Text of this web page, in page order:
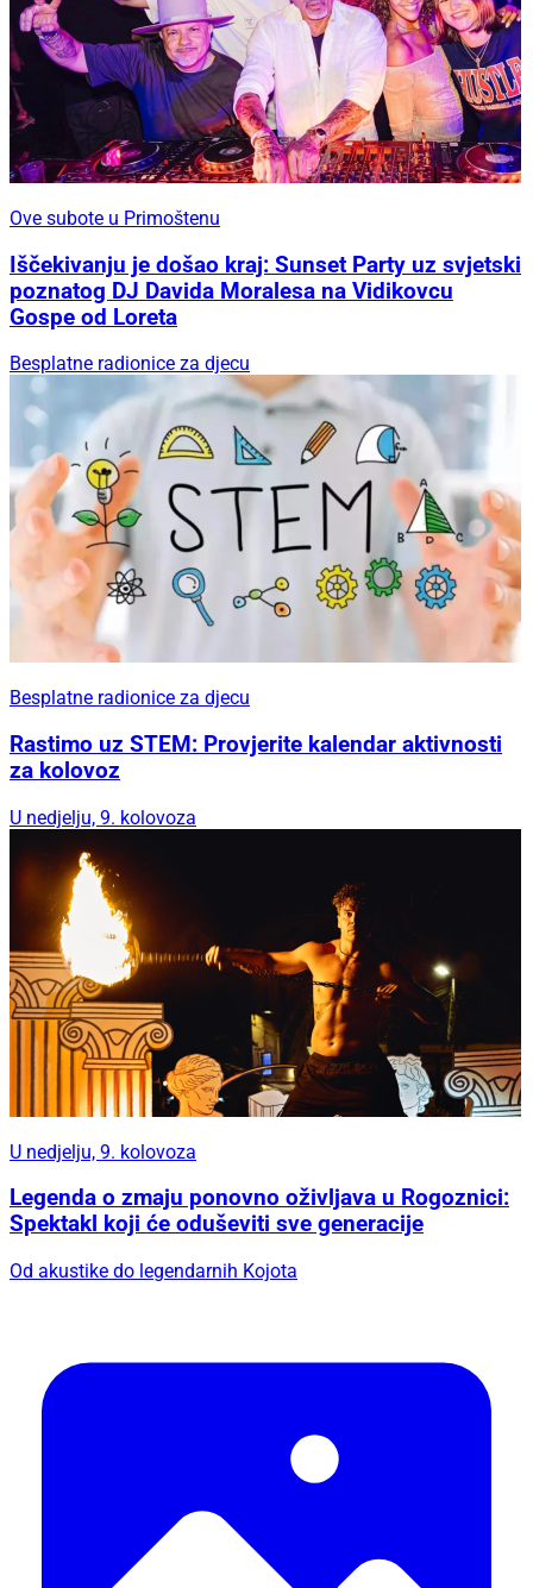
Ove subote u Primoštenu
Iščekivanju je došao kraj: Sunset Party uz svjetski
poznatog DJ Davida Moralesa na Vidikovcu
Gospe od Loreta
Besplatne radionice za djecu
Besplatne radionice za djecu
Rastimo uz STEM: Provjerite kalendar aktivnosti
za kolovoz
U nedjelju, 9. kolovoza
U nedjelju, 9. kolovoza
Legenda o zmaju ponovno oživljava u Rogoznici:
Spektakl koji će oduševiti sve generacije
Od akustike do legendarnih Kojota